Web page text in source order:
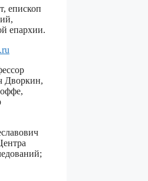
епископ
епархии.
Дворкин,